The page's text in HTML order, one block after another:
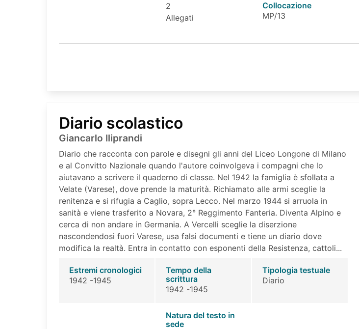
2
Allegati
Collocazione
MP/13
Diario scolastico
Giancarlo Iliprandi
Diario che racconta con parole e disegni gli anni del Liceo Longone di Milano
e al Convitto Nazionale quando l'autore coinvolgeva i compagni che lo
aiutavano a scrivere il quaderno di classe. Nel 1942 la famiglia è sfollata a
Velate (Varese), dove prende la maturità. Richiamato alle armi sceglie la
renitenza e si rifugia a Caglio, sopra Lecco. Nel marzo 1944 si arruola in
sanità e viene trasferito a Novara, 2° Reggimento Fanteria. Diventa Alpino e
cerca di non andare in Germania. A Vercelli sceglie la diserzione
nascondendosi fuori Varese, usa falsi documenti e tiene un diario dove
modifica la realtà. Entra in contatto con esponenti della Resistenza, cattoli...
Estremi cronologici
1942 -1945
Tempo della
scrittura
1942 -1945
Tipologia testuale
Diario
Natura del testo in
sede